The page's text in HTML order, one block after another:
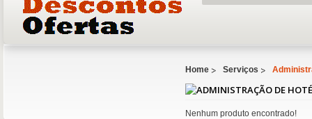
Home Serviços
Nenhum produto encontrado!